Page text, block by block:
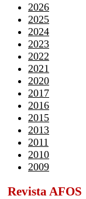
2026
2025
2024
2023
2022
2021
2020
2017
2016
2015
2013
2011
2010
2009
Revista AFOS